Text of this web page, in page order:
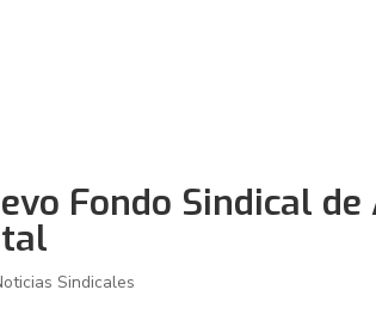
Fondo Sindical
Sindicales